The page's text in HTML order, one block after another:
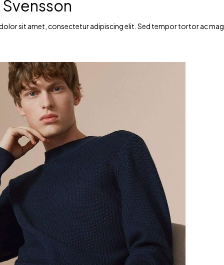
sit amet, consectetur adipiscing elit. Sed tempor tortor ac